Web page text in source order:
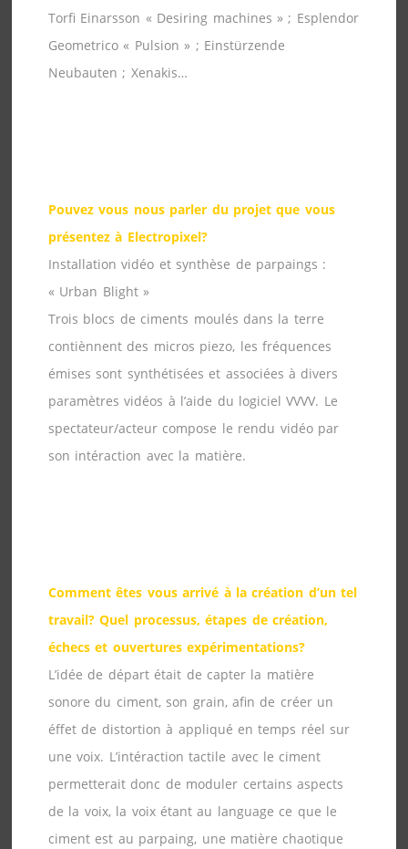
Torfi Einarsson « Desiring machines » ; Esplendor
Geometrico « Pulsion » ; Einstürzende
Neubauten ; Xenakis…
Pouvez vous nous parler du projet que vous
présentez à Electropixel?
Installation vidéo et synthèse de parpaings :
« Urban Blight »
Trois blocs de ciments moulés dans la terre
contiènnent des micros piezo, les fréquences
émises sont synthétisées et associées à divers
paramètres vidéos à l’aide du logiciel VVVV. Le
spectateur/acteur compose le rendu vidéo par
son intéraction avec la matière.
Comment êtes vous arrivé à la création d’un tel
travail? Quel processus, étapes de création,
échecs et ouvertures expérimentations?
L’idée de départ était de capter la matière
sonore du ciment, son grain, afin de créer un
éffet de distortion à appliqué en temps réel sur
une voix. L’intéraction tactile avec le ciment
permetterait donc de moduler certains aspects
de la voix, la voix étant au language ce que le
ciment est au parpaing, une matière chaotique